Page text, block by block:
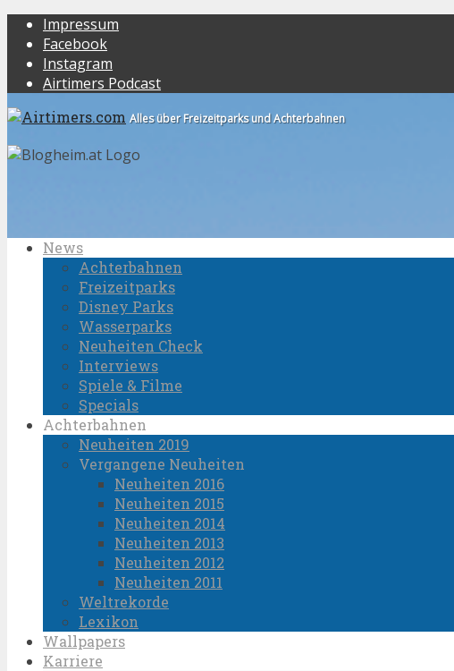
Impressum
Facebook
Instagram
Airtimers Podcast
Alles über Freizeitparks und Achterbahnen
News
Achterbahnen
Freizeitparks
Disney Parks
Wasserparks
Neuheiten Check
Interviews
Spiele & Filme
Specials
Achterbahnen
Neuheiten 2019
Vergangene Neuheiten
Neuheiten 2016
Neuheiten 2015
Neuheiten 2014
Neuheiten 2013
Neuheiten 2012
Neuheiten 2011
Weltrekorde
Lexikon
Wallpapers
Karriere